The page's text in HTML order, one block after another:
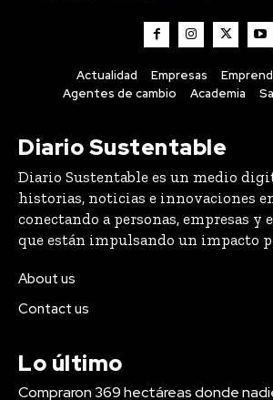
Actualidad Empresas
Agentes de cambio
Academia
Diario Sustentable
Diario Sustentable es un medio
historias, noticias e innovaciones
conectando a personas, empresas y
que están impulsando un impacto
About us
Contact us
Lo último
Compraron 369 hectáreas donde